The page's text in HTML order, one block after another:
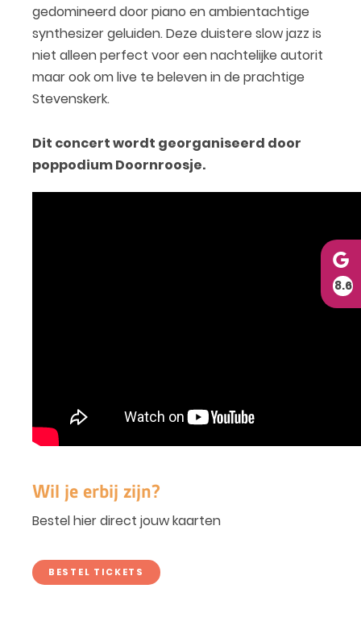
gedomineerd door piano en ambientachtige
synthesizer geluiden. Deze duistere slow jazz is
niet alleen perfect voor een nachtelijke autorit
maar ook om live te beleven in de prachtige
Stevenskerk.
Dit concert wordt georganiseerd door
poppodium Doornroosje.
Wil je erbij zijn?
Bestel hier direct jouw kaarten
BESTEL TICKETS
8.6